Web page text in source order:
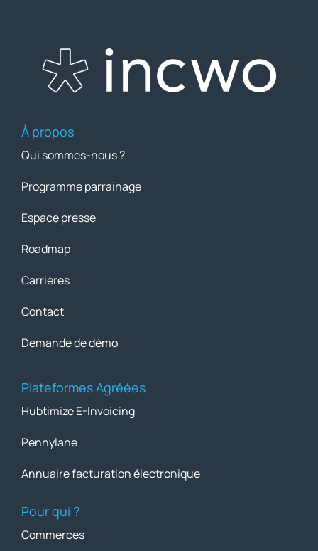
À propos
Qui sommes-nous ?
Programme parrainage
Espace presse
Roadmap
Carrières
Contact
Demande de démo
Plateformes Agréées
Hubtimize E-Invoicing
Pennylane
Annuaire facturation électronique
Pour qui ?
Commerces